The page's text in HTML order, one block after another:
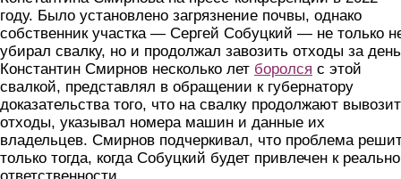
году. Было установлено загрязнение почвы, однако
собственник участка — Сергей Собуцкий — не только
убирал свалку, но и продолжал завозить отходы за
Константин Смирнов несколько лет боролся с этой
свалкой, представлял в обращении к губернатору
доказательства того, что на свалку продолжают
отходы, указывал номера машин и данные их
владельцев. Смирнов подчеркивал, что проблема
только тогда, когда Собуцкий будет привлечен к